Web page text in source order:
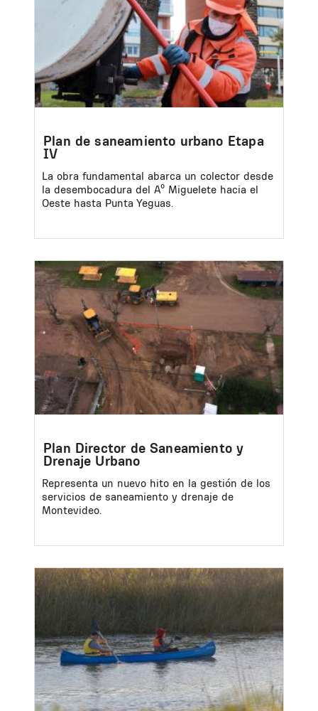
Plan de saneamiento urbano Etapa
IV
La obra fundamental abarca un colector desde
la desembocadura del Aº Miguelete hacia el
Oeste hasta Punta Yeguas.
Image
Plan Director de Saneamiento y
Drenaje Urbano
Representa un nuevo hito en la gestión de los
servicios de saneamiento y drenaje de
Montevideo.
Image